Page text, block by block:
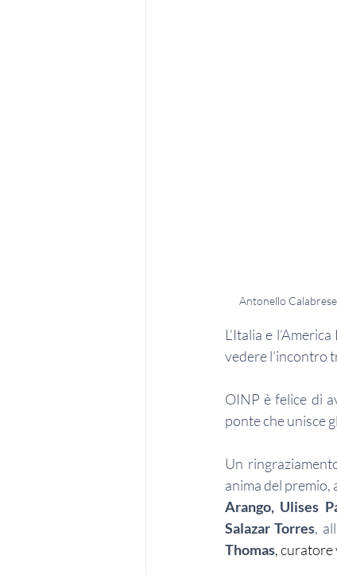
Antonello
L’Italia e
vedere l’incontro
OINP è felice di
ponte che unisce
Un
anima del premio,
Arango, Ulises
Salazar Torres,
Thomas, curatore